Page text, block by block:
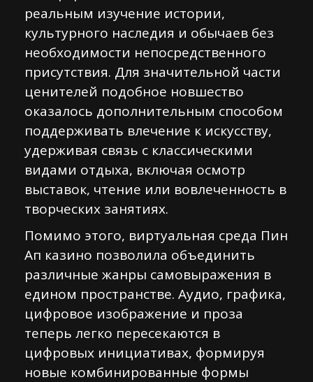
реальным изучение истории,
культурного наследия и обычаев без
необходимости непосредственного
присутствия. Для значительной части
ценителей подобное новшество
оказалось дополнительным способом
поддерживать влечение к искусству,
удерживая связь с классическими
видами отдыха, включая осмотр
выставок, чтение или вовлеченность в
творческих занятиях.
Помимо этого, виртуальная среда Пин
Ап казино позволила объединить
различные жанры самовыражения в
едином пространстве. Аудио, графика,
цифровое изображение и проза
теперь легко пересекаются в
цифровых инициативах, формируя
новые комбинированные формы